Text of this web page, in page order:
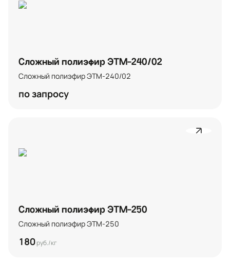
Сложный полиэфир ЭТМ-240/02
Сложный полиэфир ЭТМ-240/02
по запросу
Сложный полиэфир ЭТМ-250
Сложный полиэфир ЭТМ-250
180руб./кг